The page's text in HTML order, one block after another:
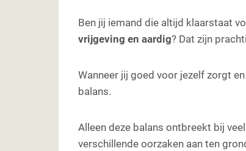
Ben jij iemand die altijd klaarstaat
vrijgeving en aardig? Dat zijn
Wanneer jij goed voor jezelf zorgt
balans.
Alleen deze balans ontbreekt bij
verschillende oorzaken aan ten